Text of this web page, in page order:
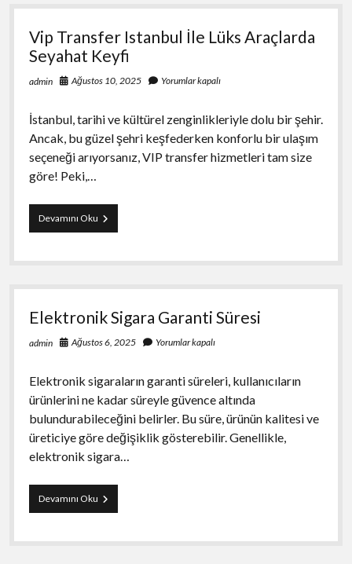
Satırı
Vip Transfer Istanbul İle Lüks Araçlarda
Seyahat Keyfi
admin Ağustos 10, 2025 Yorumlar kapalı
İstanbul, tarihi ve kültürel zenginlikleriyle dolu bir şehir.
Ancak, bu güzel şehri keşfederken konforlu bir ulaşım
seçeneği arıyorsanız, VIP transfer hizmetleri tam size
göre! Peki,…
Devamını OkuVip
Transfer
İle
Araçlarda
Keyfi
Elektronik Sigara Garanti Süresi
admin Ağustos 6, 2025 Yorumlar kapalı
Elektronik sigaraların garanti süreleri, kullanıcıların
ürünlerini ne kadar süreyle güvence altında
bulundurabileceğini belirler. Bu süre, ürünün kalitesi ve
üreticiye göre değişiklik gösterebilir. Genellikle,
elektronik sigara…
Devamını OkuElektronik
Sigara
Süresi